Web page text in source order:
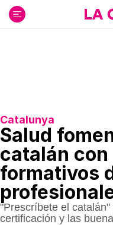
contenido
Catalunya
Salud
catalán
formativos
"Prescríbete el
certificación y las